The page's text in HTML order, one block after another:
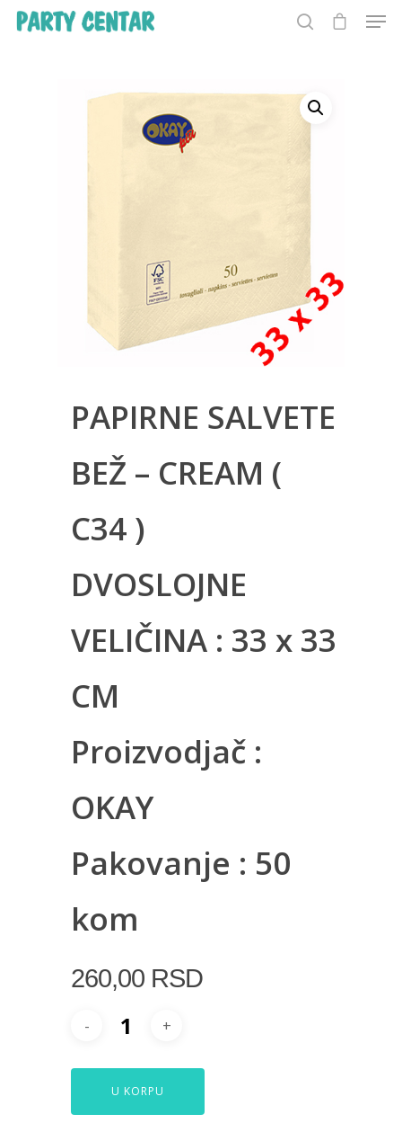
PAPIRNE SALVETE
BEŽ – CREAM (
C34 )
DVOSLOJNE
VELIČINA : 33 x 33
CM
Proizvodjač :
OKAY
Pakovanje : 50
kom
260,00 RSD
U KORPU